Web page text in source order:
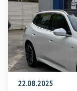
22.08.2025